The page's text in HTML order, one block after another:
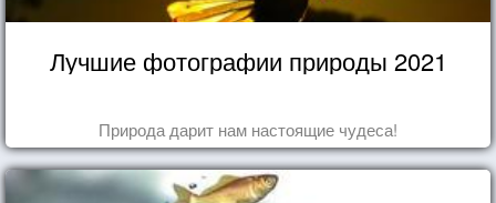
Лучшие фотографии природы 2021
Природа дарит нам настоящие чудеса!